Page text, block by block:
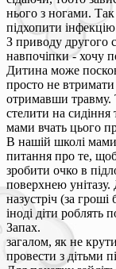
нього з ногами.
підхопити
З приводу другого
навпочіпки - хочу
Дитина може
просто не втримати
отримавши травму.
стелити на сидіння
мами вчать цього
В нашій школі
питання про те, щоб
зробити очко в
поверхнею унітазу.
назустріч (за гроші
іноді діти роблять
Запах.
загалом, як не
провести з дітьми